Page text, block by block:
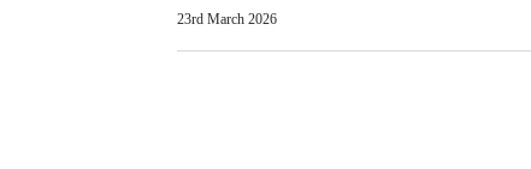
23rd March 2026